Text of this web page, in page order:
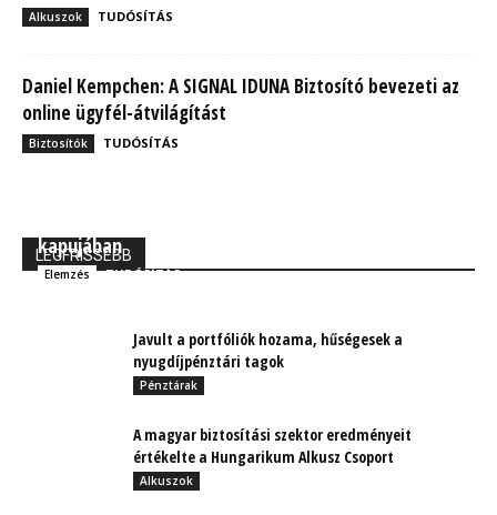
Alkuszok TUDÓSÍTÁS
Daniel Kempchen: A SIGNAL IDUNA Biztosító bevezeti az
online ügyfél-átvilágítást
Biztosítók TUDÓSÍTÁS
LEGFRISSEBB
kapujában
Elemzés TUDÓSÍTÁS
Javult a portfóliók hozama, hűségesek a
nyugdíjpénztári tagok
Pénztárak
A magyar biztosítási szektor eredményeit
értékelte a Hungarikum Alkusz Csoport
Alkuszok